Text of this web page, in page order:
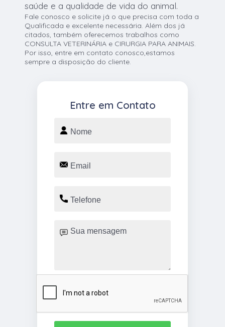
saúde e a qualidade de vida do animal.
Fale conosco e solicite já o que precisa com toda a
Qualificada e excelente necessária. Além dos já
citados, também oferecemos trabalhos como
CONSULTA VETERINÁRIA e CIRURGIA PARA ANIMAIS.
Por isso, entre em contato conosco,estamos
sempre a disposição do cliente.
Entre em Contato